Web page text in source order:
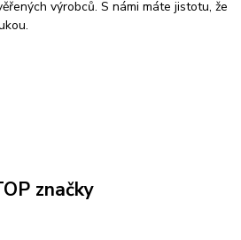
výrobců. S námi máte jistotu, že
značky